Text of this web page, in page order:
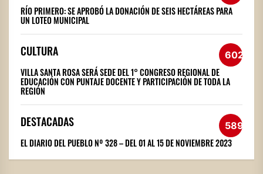
RÍO PRIMERO: SE APROBÓ LA DONACIÓN DE SEIS HECTÁREAS PARA
UN LOTEO MUNICIPAL
CULTURA 602
VILLA SANTA ROSA SERÁ SEDE DEL 1° CONGRESO REGIONAL DE
EDUCACIÓN CON PUNTAJE DOCENTE Y PARTICIPACIÓN DE TODA LA
REGIÓN
DESTACADAS 589
EL DIARIO DEL PUEBLO Nº 328 – DEL 01 AL 15 DE NOVIEMBRE 2023